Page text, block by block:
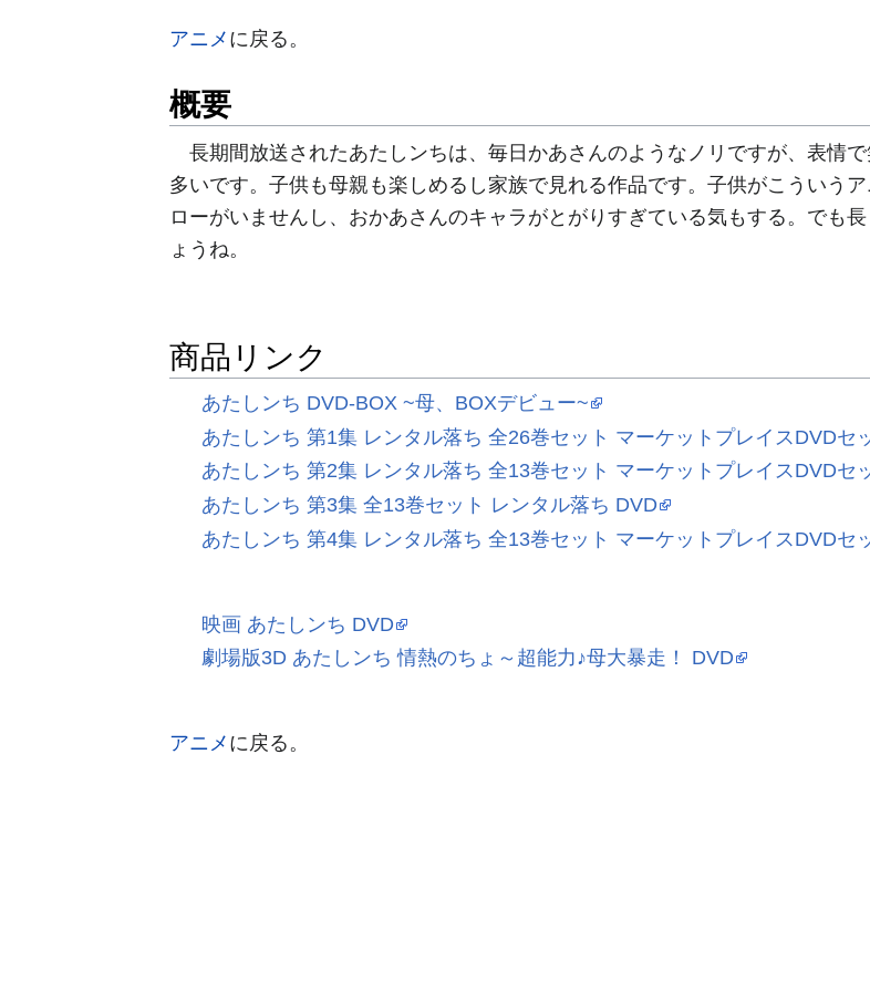
アニメに戻る。
概要
長期間放送されたあたしンちは、毎日かあさんのようなノリですが、表情
多いです。子供も母親も楽しめるし家族で見れる作品です。子供がこういう
ローがいませんし、おかあさんのキャラがとがりすぎている気もする。でも
ょうね。
商品リンク
あたしンち DVD-BOX ~母、BOXデビュー~
あたしンち 第1集 レンタル落ち 全26巻セット マーケットプレイスDVDセ
あたしンち 第2集 レンタル落ち 全13巻セット マーケットプレイスDVDセ
あたしンち 第3集 全13巻セット レンタル落ち DVD
あたしンち 第4集 レンタル落ち 全13巻セット マーケットプレイスDVDセ
映画 あたしンち DVD
劇場版3D あたしンち 情熱のちょ～超能力♪母大暴走！ DVD
アニメに戻る。